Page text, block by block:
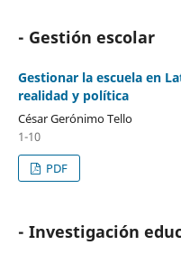
- Gestión escolar
Gestionar la escuela en
realidad y política
César Gerónimo Tello
1-10
PDF
- Investigación